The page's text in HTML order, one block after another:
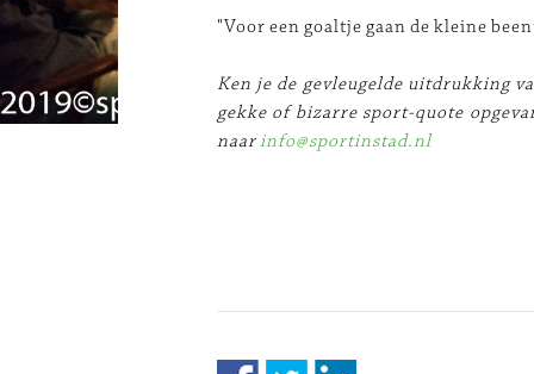
"Voor een goaltje gaan de kleine
Ken je de gevleugelde uitdrukking
gekke of bizarre sport-quote
naarinfo@sportinstad.nl